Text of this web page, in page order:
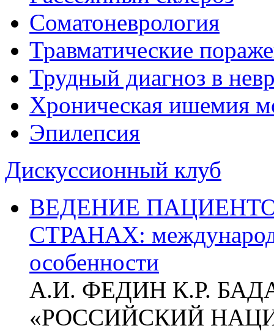
Соматоневрология
Травматические
Трудный диагноз в
Хроническая ишемия
Эпилепсия
Дискуссионный клуб
ВЕДЕНИЕ
СТРАНАХ:
особенности
А.И. ФЕДИН К.Р.
«РОССИЙСКИЙ